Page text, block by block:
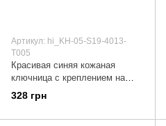
Артикул: hi_KH-05-S19-4013-
T005
Красивая синяя кожаная
ключница с креплением на
карабине, коллекция "Mehendi
328 грн